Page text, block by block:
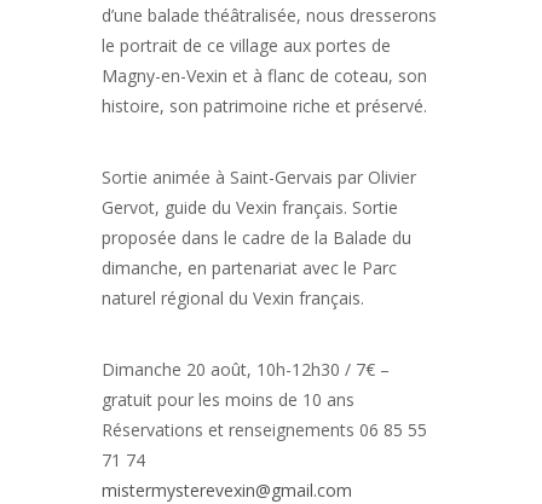
d’une balade théâtralisée, nous dresserons
le portrait de ce village aux portes de
Magny-en-Vexin et à flanc de coteau, son
histoire, son patrimoine riche et préservé.
Sortie animée à Saint-Gervais par Olivier
Gervot, guide du Vexin français. Sortie
proposée dans le cadre de la Balade du
dimanche, en partenariat avec le Parc
naturel régional du Vexin français.
Dimanche 20 août, 10h-12h30 / 7€ –
gratuit pour les moins de 10 ans
Réservations et renseignements 06 85 55
71 74
mistermysterevexin@gmail.com